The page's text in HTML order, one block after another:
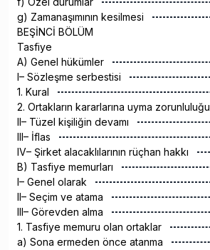
g) Zamanaşımının kesilmesi
BEŞİNCİ BÖLÜM
Tasfiye
A) Genel hükümler
I– Sözleşme serbestisi
1. Kural
2. Ortakların kararlarına uyma zorunluluğu
II– Tüzel kişiliğin devamı
III– İflas
IV– Şirket alacaklılarının rüçhan hakkı
B) Tasfiye memurları
I– Genel olarak
II– Seçim ve atama
III– Görevden alma
1. Tasfiye memuru olan ortaklar
a) Sona ermeden önce atanma